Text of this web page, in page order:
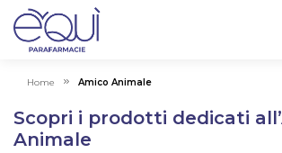
Home Amico Animale
Scopri i prodotti dedicati
Animale